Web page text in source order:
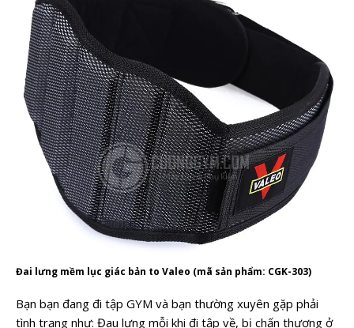
Đai lưng mềm lục giác bản to Valeo (mã sản phẩm: CGK-303)
Bạn bạn đang đi tập GYM và bạn thường xuyên gặp phải
tình trạng như: Đau lưng mỗi khi đi tập về, bị chấn thương ở